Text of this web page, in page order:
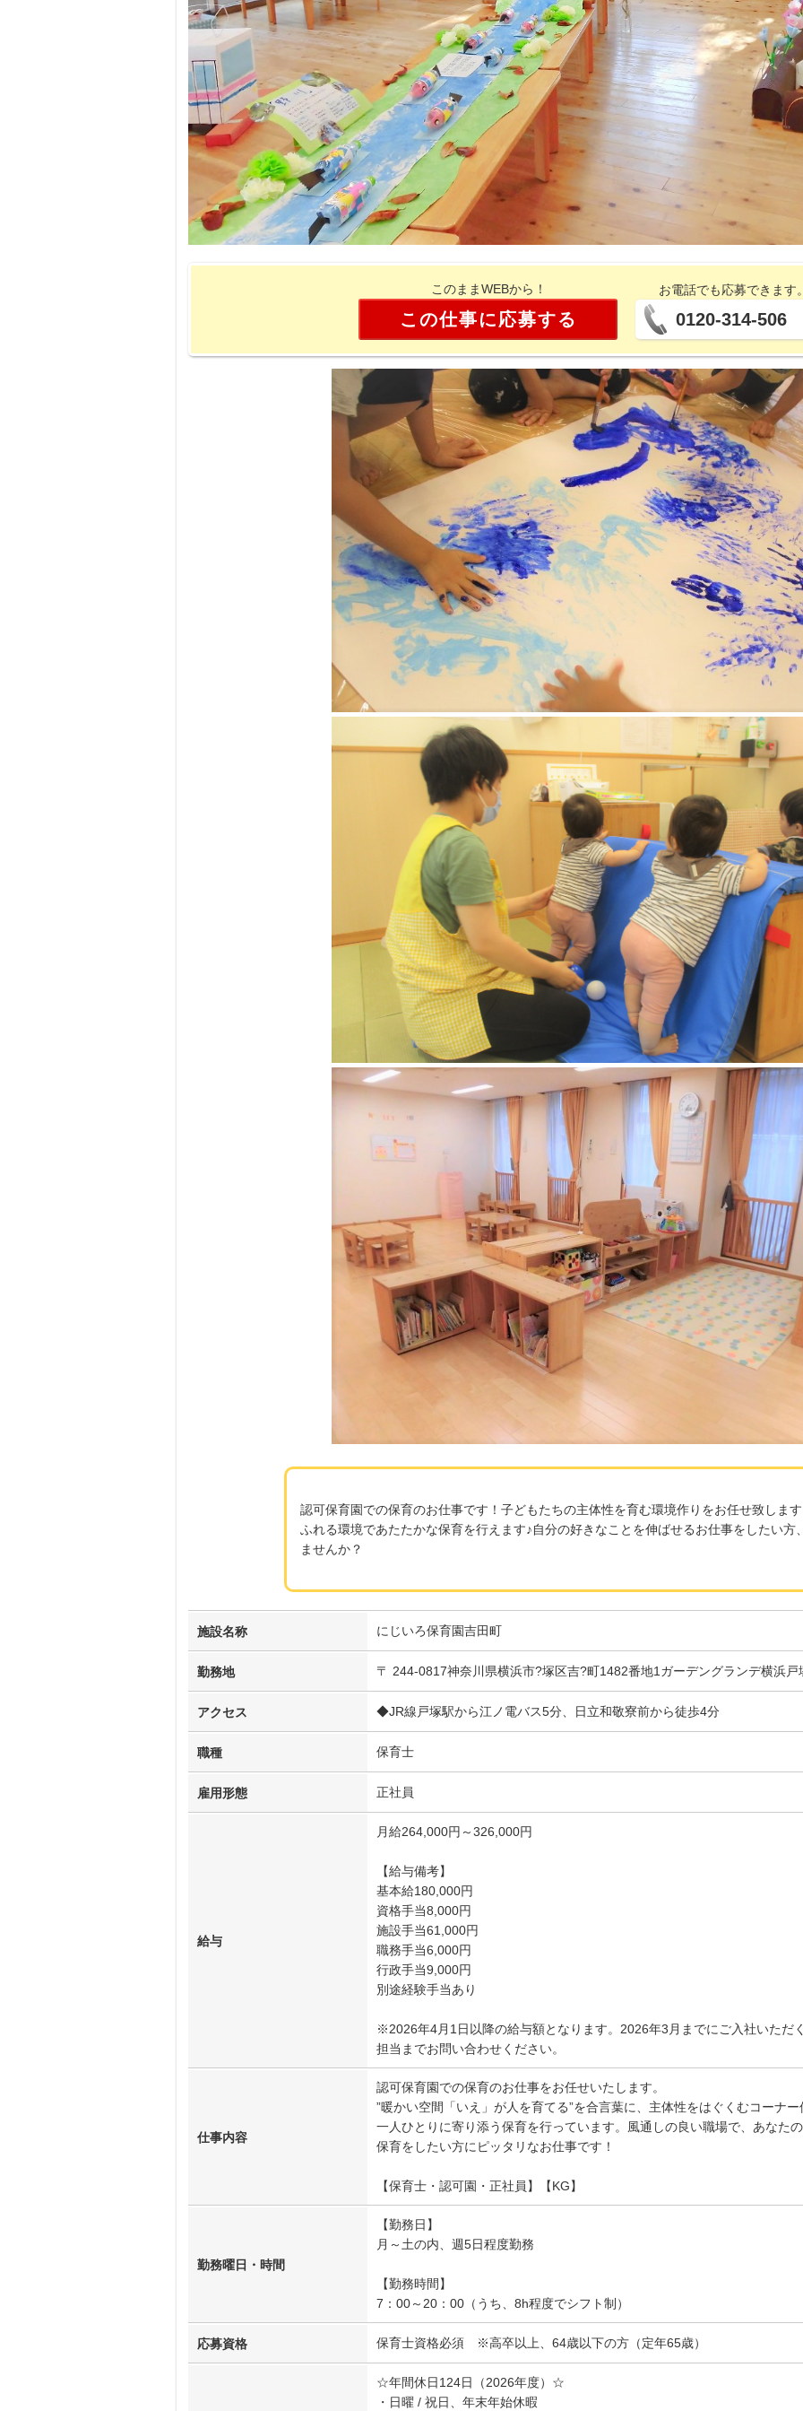
このままWEBから！
この仕事に応募する
お電話でも応募できます
0120-314-506
認可保育園での保育のお仕事です！子どもたちの主体性を育む環境作りをお任せ致しま
ふれる環境であたたかな保育を行えます♪自分の好きなことを伸ばせるお仕事をしたい方
ませんか？
施設名称 にじいろ保育園吉田町
勤務地 〒 244-0817神奈川県横浜市?塚区吉?町1482番地1ガーデングランデ横浜戸
アクセス ◆JR線戸塚駅から江ノ電バス5分、日立和敬寮前から徒歩4分
職種 保育士
雇用形態 正社員
給与
月給264,000円～326,000円
【給与備考】
基本給180,000円
資格手当8,000円
施設手当61,000円
職務手当6,000円
行政手当9,000円
別途経験手当あり
※2026年4月1日以降の給与額となります。2026年3月までにご入社いただ
担当までお問い合わせください。
仕事内容
認可保育園での保育のお仕事をお任せいたします。
”暖かい空間「いえ」が人を育てる”を合言葉に、主体性をはぐくむコーナ
一人ひとりに寄り添う保育を行っています。風通しの良い職場で、あなた
保育をしたい方にピッタリなお仕事です！
【保育士・認可園・正社員】【KG】
勤務曜日・時間
【勤務日】
月～土の内、週5日程度勤務
【勤務時間】
7：00～20：00（うち、8h程度でシフト制）
応募資格 保育士資格必須 ※高卒以上、64歳以下の方（定年65歳）
☆年間休日124日（2026年度）☆
・日曜 / 祝日、年末年始休暇